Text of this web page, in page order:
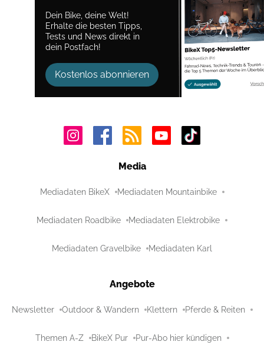
Dein Bike, deine Welt!
Erhalte die besten Tipps,
Tests und News direkt in
dein Postfach!
Kostenlos abonnieren
Media
Mediadaten BikeX Mediadaten Mountainbike
Mediadaten Roadbike Mediadaten Elektrobike
Mediadaten Gravelbike Mediadaten Karl
Angebote
Newsletter Outdoor & Wandern Klettern Pferde & Reiten
Themen A-Z BikeX Pur Pur-Abo hier kündigen